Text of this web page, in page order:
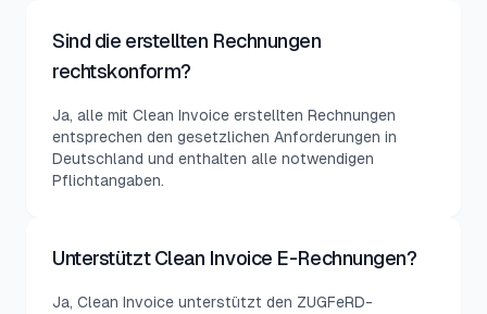
Sind die erstellten Rechnungen
rechtskonform?
Ja, alle mit Clean Invoice erstellten Rechnungen
entsprechen den gesetzlichen Anforderungen in
Deutschland und enthalten alle notwendigen
Pflichtangaben.
Unterstützt Clean Invoice E-Rechnungen?
Ja, Clean Invoice unterstützt den ZUGFeRD-